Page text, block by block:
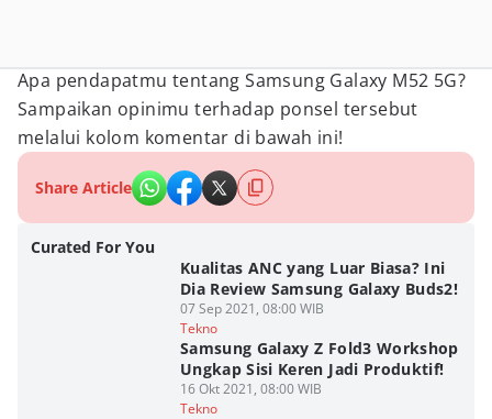
Apa pendapatmu tentang Samsung Galaxy M52 5G?
Sampaikan opinimu terhadap ponsel tersebut
melalui kolom komentar di bawah ini!
Share Article
Curated For You
Kualitas ANC yang Luar Biasa? Ini
Dia Review Samsung Galaxy Buds2!
07 Sep 2021, 08:00 WIB
Tekno
Samsung Galaxy Z Fold3 Workshop
Ungkap Sisi Keren Jadi Produktif!
16 Okt 2021, 08:00 WIB
Tekno